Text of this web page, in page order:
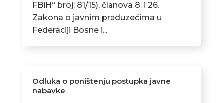
FBiH“ broj: 81/15), članova 8. i 26.
Zakona o javnim preduzećima u
Federaciji Bosne i...
Odluka o poništenju postupka javne
nabavke